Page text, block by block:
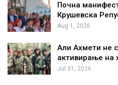
Почна
Крушевска
Aug 1, 2026
Али Ахмети не
активирање на
Jul 31, 2026